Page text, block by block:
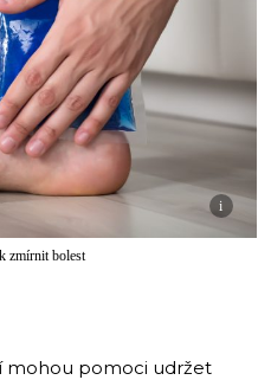
i
zmírnit bolest
mohou pomoci udržet